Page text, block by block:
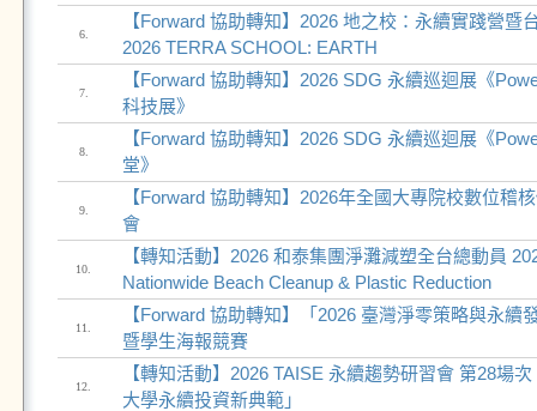
6.
【Forward 協助轉知】2026 地之校：永續實踐營暨
2026 TERRA SCHOOL: EARTH
7.
【Forward 協助轉知】2026 SDG 永續巡迴展《
科技展》
8.
【Forward 協助轉知】2026 SDG 永續巡迴展《
堂》
9.
【Forward 協助轉知】2026年全國大專院校數位稽
會
10.
【轉知活動】2026 和泰集團淨灘減塑全台總動員
Nationwide Beach Cleanup & Plastic Reduction
11.
【Forward 協助轉知】「2026 臺灣淨零策略與永續
暨學生海報競賽
12.
【轉知活動】2026 TAISE 永續趨勢研習會 第28場
大學永續投資新典範」